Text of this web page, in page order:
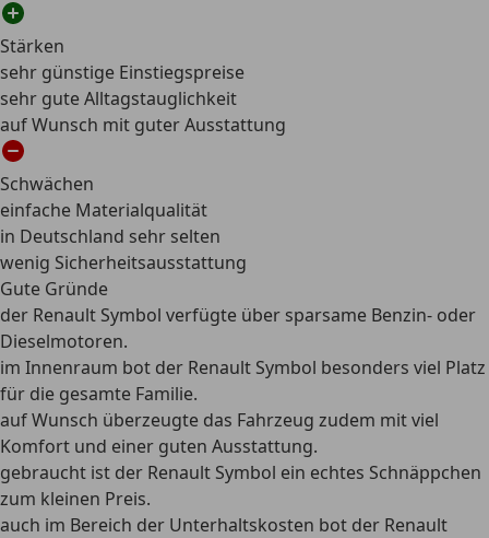
Stärken
sehr günstige Einstiegspreise
sehr gute Alltagstauglichkeit
auf Wunsch mit guter Ausstattung
Schwächen
einfache Materialqualität
in Deutschland sehr selten
wenig Sicherheitsausstattung
Gute Gründe
der Renault Symbol verfügte über sparsame Benzin- oder
Dieselmotoren.
im Innenraum bot der Renault Symbol besonders viel Platz
für die gesamte Familie.
auf Wunsch überzeugte das Fahrzeug zudem mit viel
Komfort und einer guten Ausstattung.
gebraucht ist der Renault Symbol ein echtes Schnäppchen
zum kleinen Preis.
auch im Bereich der Unterhaltskosten bot der Renault